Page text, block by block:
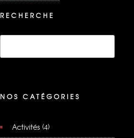
RECHERCHE
NOS CATÉGORIES
Activités (4)